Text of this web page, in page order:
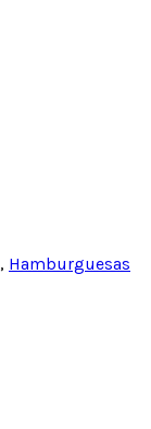
, Hamburguesas